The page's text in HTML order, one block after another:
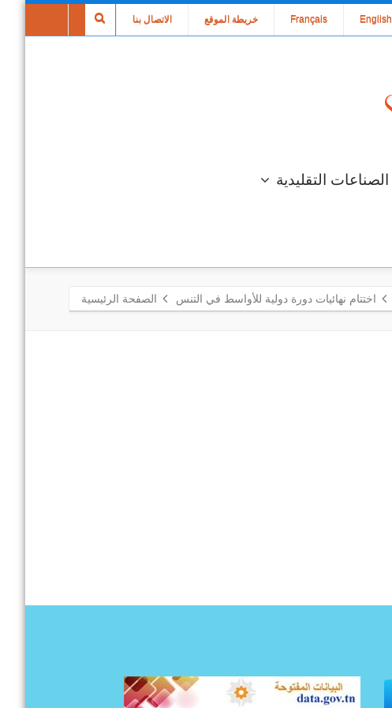
الاتصال بنا خريطة الموقع Français English
الصناعات التقليدية
اختتام نهائيات دورة دولية للأواسط في التنس الصفحة الرئيسية